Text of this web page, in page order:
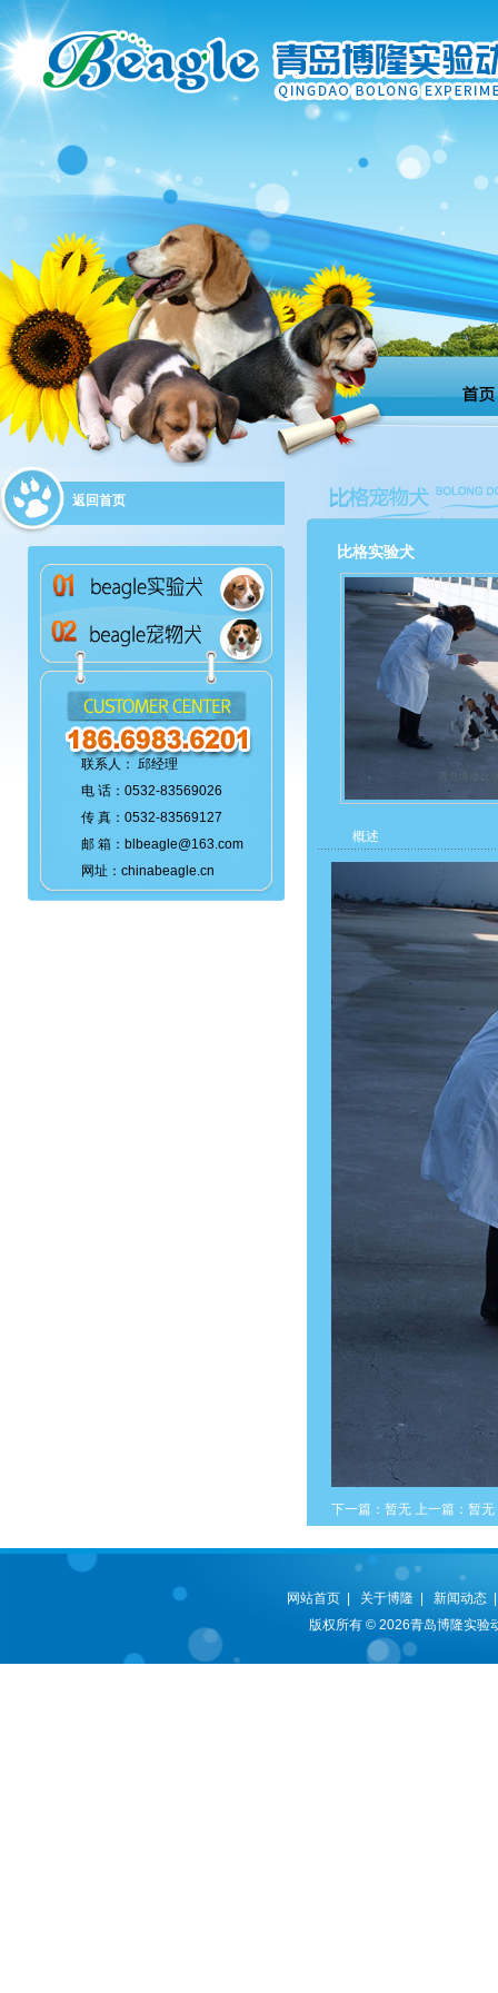
返回首页
联系人： 邱经理
电 话：0532-83569026
传 真：0532-83569127
邮 箱：blbeagle@163.com
网址：chinabeagle.cn
比格实验犬
概述
下一篇：暂无 上一篇：暂
网站首页 关于博隆 |新闻动态
版权所有 © 2026青岛博隆实验